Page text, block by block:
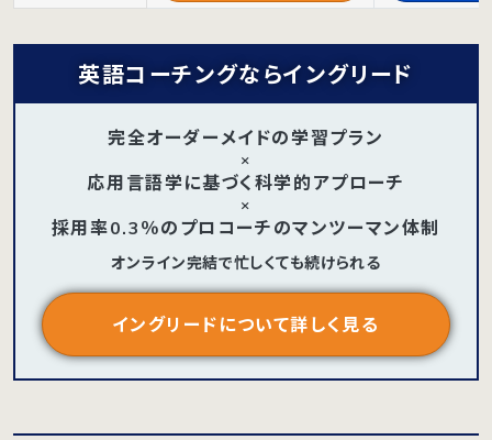
英語コーチングならイングリード
完全オーダーメイドの学習プラン
×
応用言語学に基づく科学的アプローチ
×
採用率0.3％のプロコーチのマンツーマン体制
オンライン完結で忙しくても続けられる
イングリードについて詳しく見る